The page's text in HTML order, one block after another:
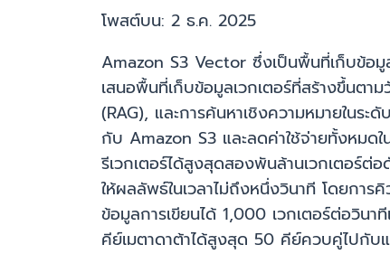
โพสต์บน: 2 ธ.ค. 2025
Amazon S3 Vector ซึ่งเป็นพื้นที่เก็บข้อมู
เสนอพื้นที่เก็บข้อมูลเวกเตอร์ที่สร้างขึ้นต
(RAG), และการค้นหาเชิงความหมายในร
กับ Amazon S3 และลดค่าใช้จ่ายทั้งหมด
รีเวกเตอร์ได้สูงสุดสองพันล้านเวกเตอร์ต่
ให้ผลลัพธ์ในเวลาไม่ถึงหนึ่งวินาที โดยกา
ข้อมูลการเขียนได้ 1,000 เวกเตอร์ต่อวิน
คีย์เมตาดาต้าได้สูงสุด 50 คีย์ควบคู่ไปกับ